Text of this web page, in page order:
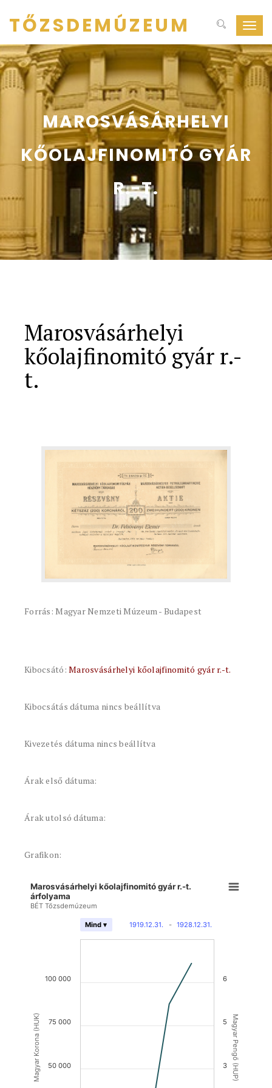
ki-
be
TŐZSDEMÚZEUM
MAROSVÁSÁRHELYI
KŐOLAJFINOMITÓ GYÁR
R.-T.
Marosvásárhelyi
kőolajfinomitó gyár r.-
t.
Forrás: Magyar Nemzeti Múzeum - Budapest
Kibocsátó:Marosvásárhelyi kőolajfinomitó gyár r.-t.
Kibocsátás dátuma nincs beállítva
Kivezetés dátuma nincs beállítva
Árak első dátuma:
Árak utolsó dátuma:
Grafikon:
Magyar Korona (HUK) Magyar Pengő (HUP)
Marosvásárhelyi kőolajfinomitó gyár r.-t.
árfolyama
BÉT Tőzsdemúzeum
1919.12.31. - 1928.12.31.
Mind ▾
100 000
50 000
75 000
6
3
5